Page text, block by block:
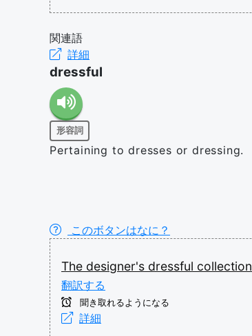
関連語
詳細
dressful
形容詞
Pertaining to dresses or dressing.
このボタンはなに？
The designer's dressful collection
翻訳する
聞き取れるようになる
詳細